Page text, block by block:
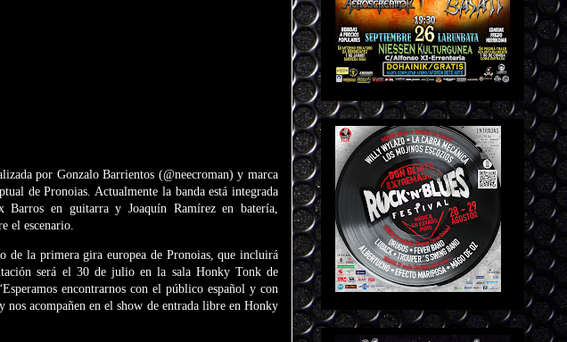
por Gonzalo Barrientos (@neecroman) y marca
de Pronoias. Actualmente la banda está integrada
en guitarra y Joaquín Ramírez en batería,
el escenario.
de la primera gira europea de Pronoias, que incluirá
será el 30 de julio en la sala Honky Tonk de
encontrarnos con el público español y con
nos acompañen en el show de entrada libre en Honky